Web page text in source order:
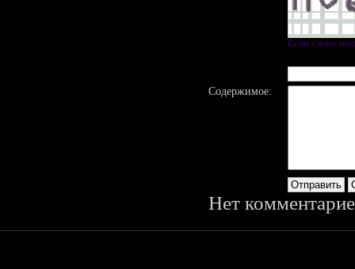
Если слово
Содержимое:
Нет